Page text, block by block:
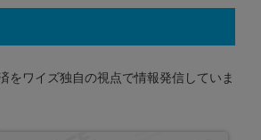
をワイズ独自の視点で情報発信していま